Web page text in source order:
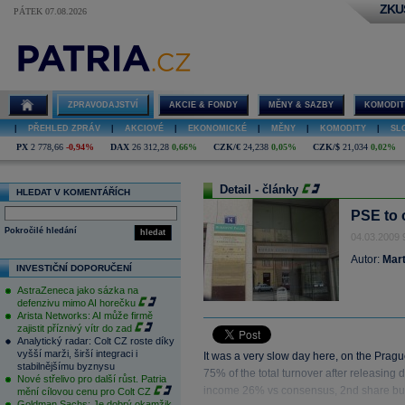
PÁTEK 07.08.2026
ZPRAVODAJSTVÍ AKCIE & FONDY MĚNY & SAZBY
PŘEHLED ZPRÁV AKCIOVÉ EKONOMICKÉ MĚNY KOMODITY
PX 2 778,66 -0,94% DAX 26 312,28 0,66% CZK/€ 24,238 0,05% CZK/$ 21,034 0,02%
HLEDAT V KOMENTÁŘÍCH
hledat
Pokročilé hledání
INVESTIČNÍ DOPORUČENÍ
AstraZeneca jako sázka na
defenzivu mimo AI horečku
Arista Networks: AI může firmě
zajistit příznivý vítr do zad
Analytický radar: Colt CZ roste díky
vyšší marži, širší integraci i
stabilnějšímu byznysu
Nové střelivo pro další růst. Patria
mění cílovou cenu pro Colt CZ
Detail - články
PSE to
04.03.2009
Autor:
It was a very slow day here, on the
75% of the total turnover after releasing
income 26% vs consensus, 2nd share